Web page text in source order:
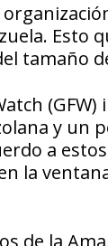
Esto
tamaño
y un
a
la